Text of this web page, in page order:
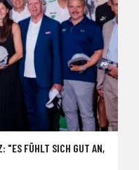
"ES FÜHLT SICH GUT AN,